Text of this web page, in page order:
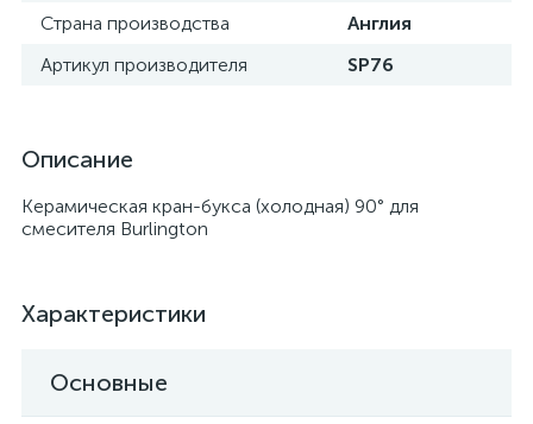
Страна производства
Англия
Артикул производителя
SP76
Описание
Керамическая кран-букса (холодная) 90° для
смесителя Burlington
Характеристики
Основные